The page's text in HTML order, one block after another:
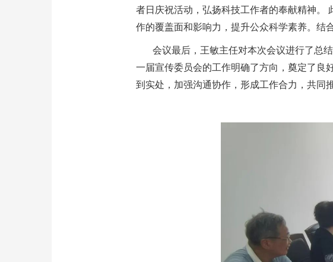
者日庆祝活动，弘扬科技工作者的奉献精神。
作的覆盖面和影响力，提升公众科学素养。结
会议最后，王敏主任对本次会议进行了总
一届宣传委员会的工作明确了方向，奠定了良
到实处，加强沟通协作，形成工作合力，共同